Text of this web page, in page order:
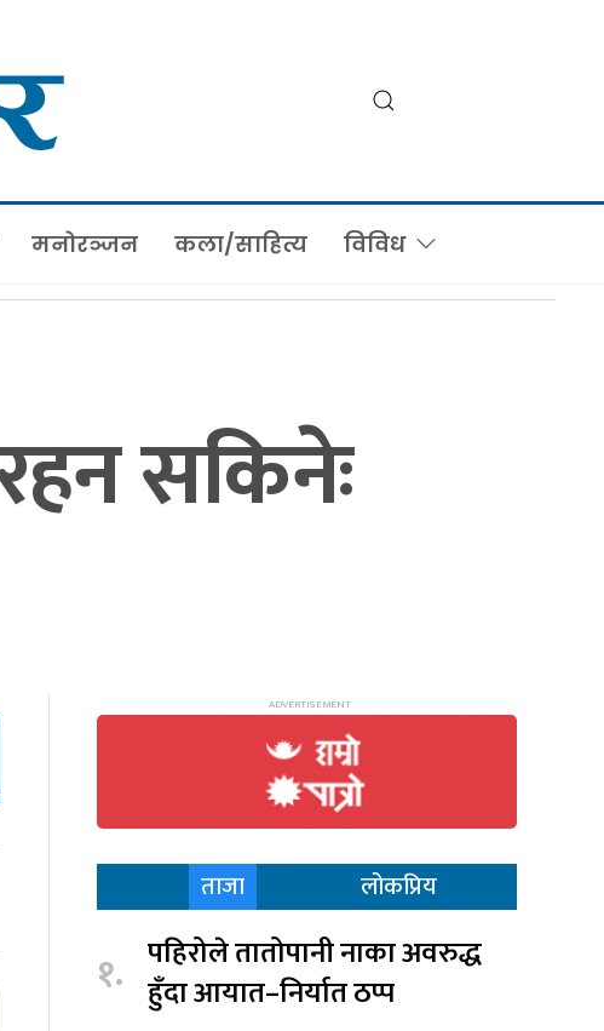
मनोरञ्जन कला/साहित्य विविध
सकिनेः
ताजा लोकप्रिय
१. पहिरोले तातोपानी नाका अवरुद्ध
हुँदा आयात–निर्यात ठप्प